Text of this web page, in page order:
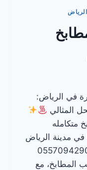
في الرياض:
المثالي
متكامله
في مدينة الرياض
التواصل: 0557094290
المطابخ، مع